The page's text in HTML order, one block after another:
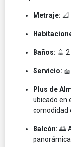
Metraje: 📐
Baños: 🚿
Servicio:
Plus de
ubicado en
comodidad
Balcón: 🌅
panorámica.